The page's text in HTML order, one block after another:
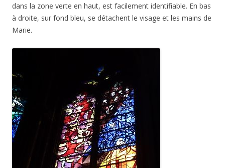
dans la zone verte en haut, est facilement identifiable. En bas
à droite, sur fond bleu, se détachent le visage et les mains de
Marie.